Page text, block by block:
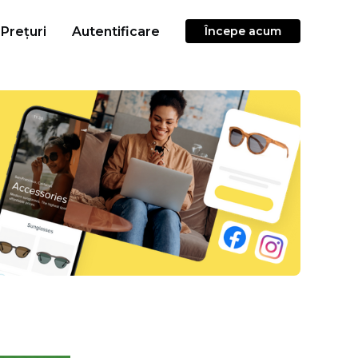
Prețuri Autentificare Începe acum